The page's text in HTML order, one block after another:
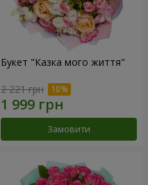
Букет "Казка мого життя"
2 221 грн
Замовити